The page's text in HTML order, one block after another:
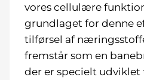
vores cellulære
grundlaget for denne
tilførsel af
fremstår som en
der er specielt